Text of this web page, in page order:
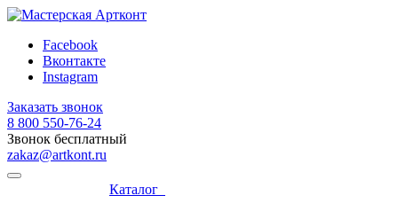
Facebook
Вконтакте
Instagram
Заказать звонок
8 800 ‎550-76-24
Звонок бесплатный
zakaz@artkont.ru
Каталог